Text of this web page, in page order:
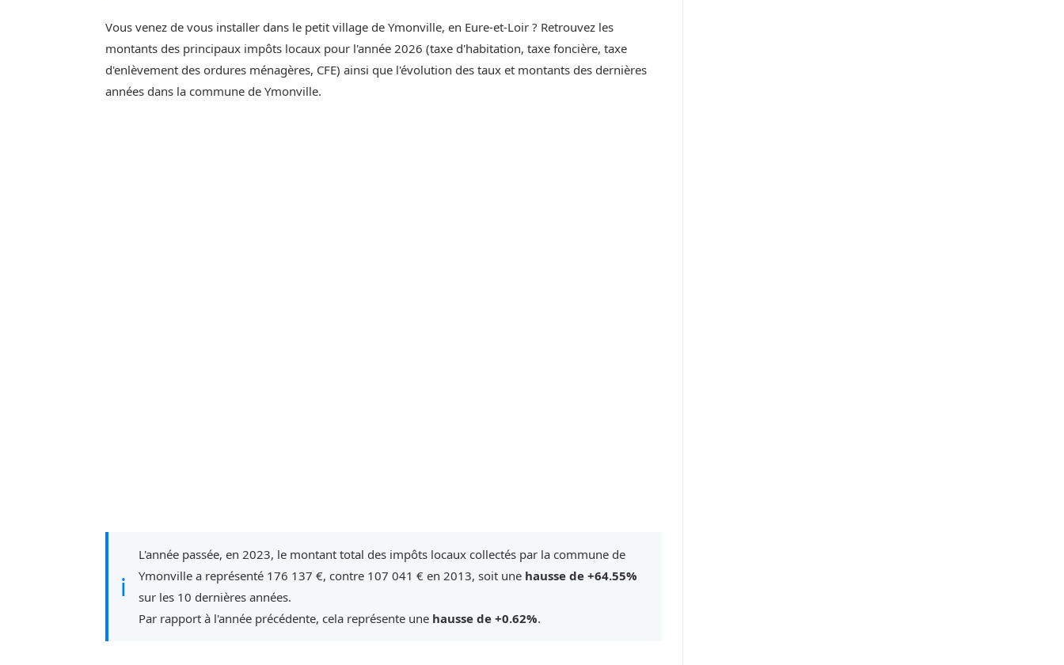
Vous venez de vous installer dans le petit village de Ymonville, en Eure-et-Loir ? Retrouvez les
montants des principaux impôts locaux pour l'année 2026 (taxe d'habitation, taxe foncière, taxe
d'enlèvement des ordures ménagères, CFE) ainsi que l'évolution des taux et montants des dernières
années dans la commune de Ymonville.
ℹ
L'année passée, en 2023, le montant total des impôts locaux collectés par la commune de
Ymonville a représenté 176 137 €, contre 107 041 € en 2013, soit une hausse de +64.55%
sur les 10 dernières années.
Par rapport à l'année précédente, cela représente une hausse de +0.62%.